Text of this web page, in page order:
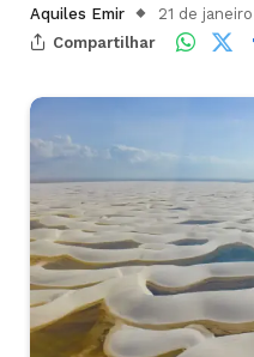
Aquiles Emir 21 de
Compartilhar